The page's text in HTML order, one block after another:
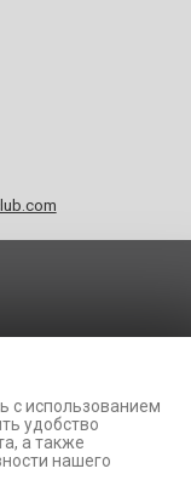
с использованием
удобство
а также
нашего